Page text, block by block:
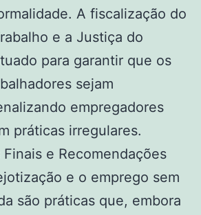
A fiscalização do
e a Justiça do
para garantir que os
sejam
empregadores
práticas irregulares.
e Recomendações
e o emprego sem
são práticas que, embora